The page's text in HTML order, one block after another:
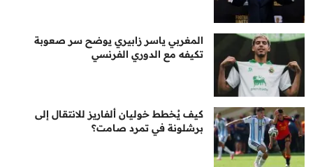
المغربي ياسر زابيري يوضح سر صعوبة
تكيفه مع الدوري الفرنسي
كيف يُخطط خوليان ألفاريز للانتقال إلى
برشلونة في تمرد صامت؟